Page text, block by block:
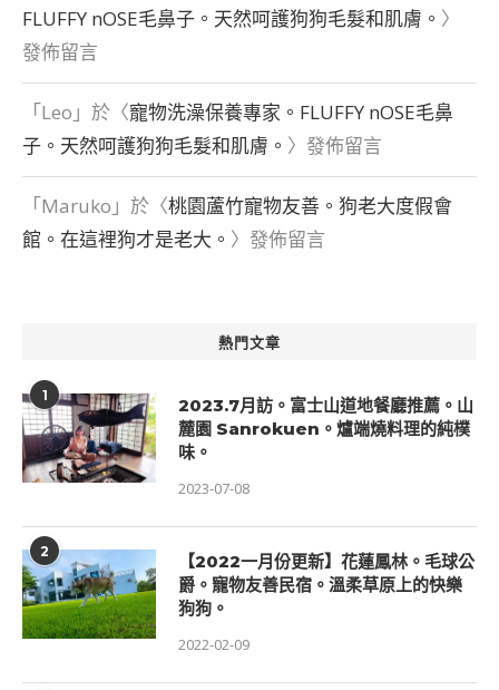
FLUFFY nOSE毛鼻子。天然呵護狗狗毛髮和肌膚。 〉
發佈留言
「Leo 」於〈寵物洗澡保養專家。FLUFFY nOSE毛鼻
子。天然呵護狗狗毛髮和肌膚。 〉發佈留言
「Maruko 」於〈桃園蘆竹寵物友善。狗老大度假會
館。在這裡狗才是老大。 〉發佈留言
熱門文章
1
2023.7月訪。富士山道地餐廳推薦。山
麓園 Sanrokuen。爐端燒料理的純樸
味。
2023-07-08
2
【2022一月份更新】花蓮鳳林。毛球公
爵。寵物友善民宿。溫柔草原上的快樂
狗狗。
2022-02-09